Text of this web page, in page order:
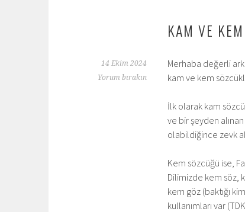
KAM VE KEM
14 Ekim 2024
Yorum bırakın
Merhaba değerli
kam ve kem
İlk olarak kam
ve bir şeyden
olabildiğince zevk
Kem sözcüğü ise,
Dilimizde kem söz,
kem göz (baktığı
kullanımları var